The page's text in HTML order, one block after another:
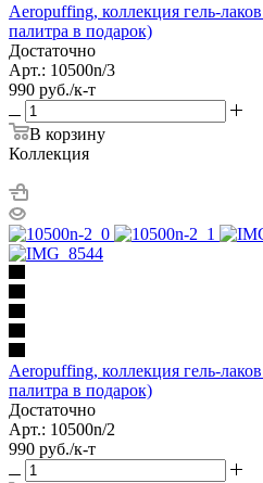
Aeropuffing, коллекция гель-
палитра в подарок)
Достаточно
Арт.: 10500n/3
990 руб./к-т
В корзину
Коллекция
Aeropuffing, коллекция гель-
палитра в подарок)
Достаточно
Арт.: 10500n/2
990 руб./к-т